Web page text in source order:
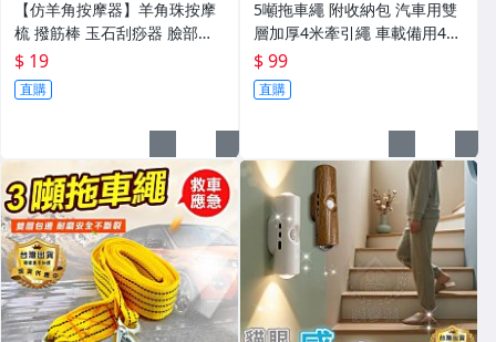
【仿羊角按摩器】羊角珠按摩
梳 撥筋棒 玉石刮痧器 臉部手
腳按摩器 養生保健撥筋棒☆意
樂舖☆
$ 19
直購
5噸拖車繩 附收納包 汽車用雙
層加厚4米牽引繩 車載備用4M
救援繩☆意樂舖☆
$ 99
直購